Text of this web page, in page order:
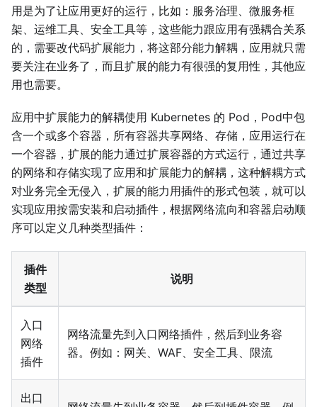
用是为了让应用更好的运行，比如：服务治理、微服务框
架、运维工具、安全工具等，这些能力跟应用有强耦合关系
的，需要改代码扩展能力，将这部分能力解耦，应用就只需
要关注在业务了，而且扩展的能力有很强的复用性，其他应
用也需要。
应用中扩展能力的解耦使用 Kubernetes 的 Pod，Pod中包
含一个或多个容器，所有容器共享网络、存储，应用运行在
一个容器，扩展的能力通过扩展容器的方式运行，通过共享
的网络和存储实现了应用和扩展能力的解耦，这种解耦方式
对业务完全无侵入，扩展的能力用插件的形式包装，就可以
实现应用按需安装和启动插件，根据网络流向和容器启动顺
序可以定义几种类型插件：
插件
类型
说明
入口
网络
插件
网络流量先到入口网络插件，然后到业务容
器。例如：网关、WAF、安全工具、限流
出口